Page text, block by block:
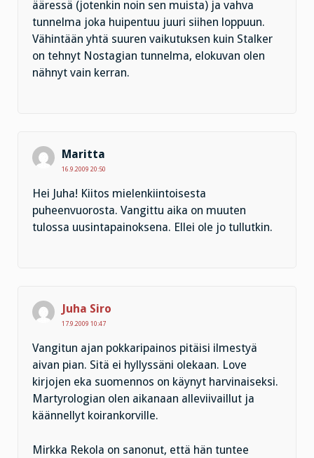
ääressä (jotenkin noin sen muista) ja vahva
tunnelma joka huipentuu juuri siihen loppuun.
Vähintään yhtä suuren vaikutuksen kuin Stalker
on tehnyt Nostagian tunnelma, elokuvan olen
nähnyt vain kerran.
Maritta
16.9.2009 20:50
Hei Juha! Kiitos mielenkiintoisesta
puheenvuorosta. Vangittu aika on muuten
tulossa uusintapainoksena. Ellei ole jo tullutkin.
Juha Siro
17.9.2009 10:47
Vangitun ajan pokkaripainos pitäisi ilmestyä
aivan pian. Sitä ei hyllyssäni olekaan. Love
kirjojen eka suomennos on käynyt harvinaiseksi.
Martyrologian olen aikanaan alleviivaillut ja
käännellyt koirankorville.
Mirkka Rekola on sanonut, että hän tuntee